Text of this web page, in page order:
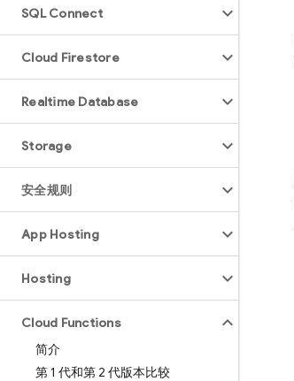
SQL Connect
Cloud Firestore
Realtime Database
Storage
安全规则
App Hosting
Hosting
Cloud Functions
简介
第 1 代和第 2 代版本比较